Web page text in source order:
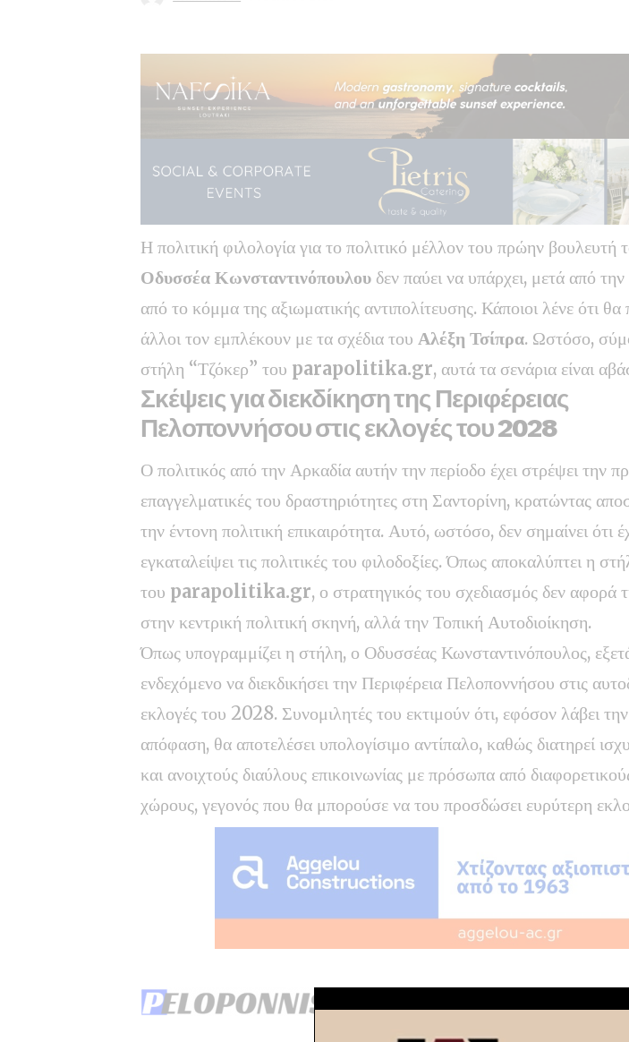
Η πολιτική φιλολογία για το πολιτικό μέλλον του πρώην
Οδυσσέα Κωνσταντινόπουλου δεν παύει να υπάρχει, μετά από
από το κόμμα της αξιωματικής αντιπολίτευσης. Κάποιοι λένε ότι θα
άλλοι τον εμπλέκουν με τα σχέδια του Αλέξη Τσίπρα. Ωστόσο,
στήλη “Τζόκερ” του parapolitika.gr, αυτά τα σενάρια είναι
Σκέψεις για διεκδίκηση της Περιφέρειας
Πελοποννήσου στις εκλογές του 2028
Ο πολιτικός από την Αρκαδία αυτήν την περίοδο έχει στρέψει την
επαγγελματικές του δραστηριότητες στη Σαντορίνη, κρατώντας
την έντονη πολιτική επικαιρότητα. Αυτό, ωστόσο, δεν σημαίνει ότι
εγκαταλείψει τις πολιτικές του φιλοδοξίες. Όπως αποκαλύπτει η
του parapolitika.gr, ο στρατηγικός του σχεδιασμός δεν αφορά
στην κεντρική πολιτική σκηνή, αλλά την Τοπική Αυτοδιοίκηση.
Όπως υπογραμμίζει η στήλη, ο Οδυσσέας Κωνσταντινόπουλος,
ενδεχόμενο να διεκδικήσει την Περιφέρεια Πελοποννήσου στις
εκλογές του 2028. Συνομιλητές του εκτιμούν ότι, εφόσον λάβει την
απόφαση, θα αποτελέσει υπολογίσιμο αντίπαλο, καθώς διατηρεί
και ανοιχτούς διαύλους επικοινωνίας με πρόσωπα από
χώρους, γεγονός που θα μπορούσε να του προσδώσει ευρύτερη